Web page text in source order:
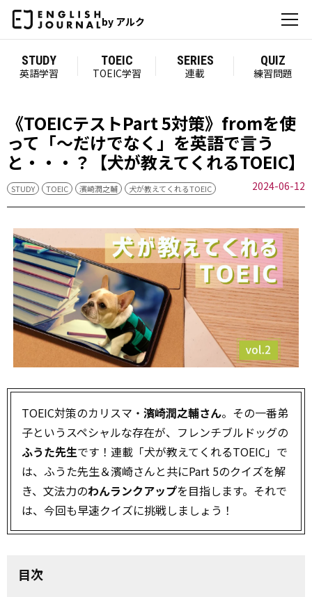
by アルク
STUDY
英語学習
TOEIC
TOEIC学習
SERIES
連載
QUIZ
練習問題
《TOEICテストPart 5対策》fromを使
って「～だけでなく」を英語で言う
と・・・？【犬が教えてくれるTOEIC】
STUDY TOEIC 濱崎潤之輔 犬が教えてくれるTOEIC 2024-06-12
TOEIC対策のカリスマ・ 濱崎潤之輔さん。その一番弟
子というスペシャルな存在が、フレンチブルドッグの
ふうた先生です！連載「犬が教えてくれるTOEIC」で
は、ふうた先生＆濱崎さんと共にPart 5のクイズを解
き、文法力のわんランクアップを目指します。それで
は、今回も早速クイズに挑戦しましょう！
目次